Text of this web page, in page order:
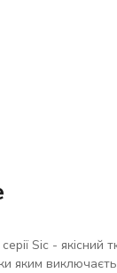
Sic -
яким